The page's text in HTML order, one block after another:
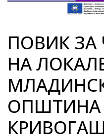
ПОВИК
НА
ОПШТИНА